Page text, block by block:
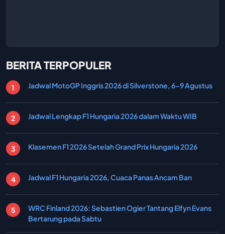
BERITA TERPOPULER
Jadwal MotoGP Inggris 2026 di Silverstone, 6-9 Agustus
Jadwal Lengkap F1 Hungaria 2026 dalam Waktu WIB
Klasemen F1 2026 Setelah Grand Prix Hungaria 2026
Jadwal F1 Hungaria 2026, Cuaca Panas Ancam Ban
WRC Finland 2026: Sebastien Ogier Tantang Elfyn Evans
Bertarung pada Sabtu